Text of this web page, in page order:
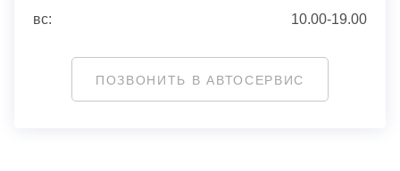
вс:
10.00-19.00
ПОЗВОНИТЬ В АВТОСЕРВИС